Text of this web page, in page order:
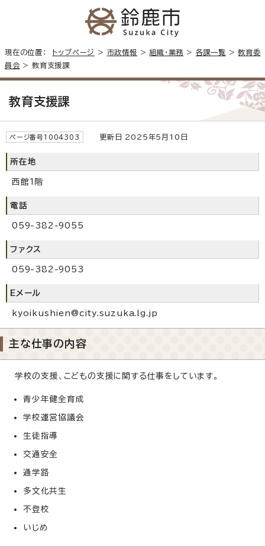
現在の位置： トップページ > 市政情報 >組織・業務 > 各課一覧 >教育委
員会 > 教育支援課
教育支援課
ページ番号1004303 更新日 2025年5月10日
所在地
西館1階
電話
059-382-9055
ファクス
059-382-9053
Eメール
kyoikushien@city.suzuka.lg.jp
主な仕事の内容
学校の支援、こどもの支援に関する仕事をしています。
青少年健全育成
学校運営協議会
生徒指導
交通安全
通学路
多文化共生
不登校
いじめ